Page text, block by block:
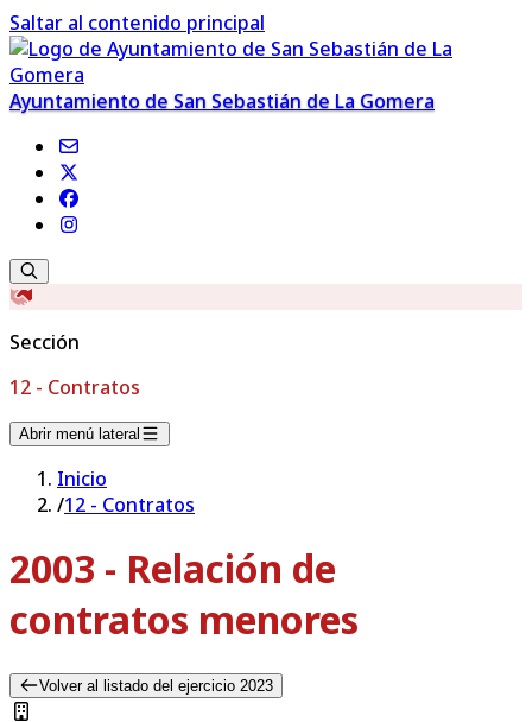
Saltar al contenido principal
Ayuntamiento de San Sebastián de La Gomera
Sección
12 - Contratos
Abrir menú lateral
Inicio
/12 - Contratos
2003 - Relación de
contratos menores
Volver al listado del ejercicio 2023